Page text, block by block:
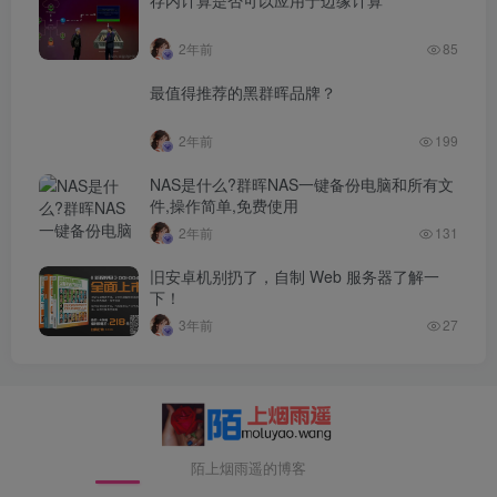
2年前 85
最值得推荐的黑群晖品牌？
2年前 199
NAS是什么?群晖NAS一键备份电脑和所有文
件,操作简单,免费使用
2年前 131
旧安卓机别扔了，自制 Web 服务器了解一
下！
3年前 27
陌上烟雨遥的博客